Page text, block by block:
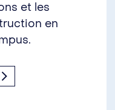
et les
en